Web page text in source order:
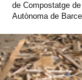
de Compostatge
Autònoma de